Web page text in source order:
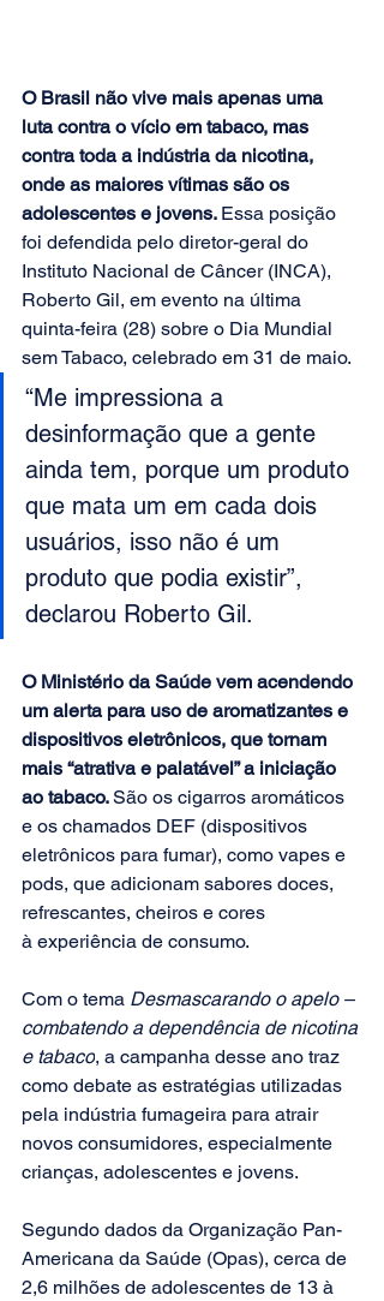
O Brasil não vive mais apenas uma
luta contra o vício em tabaco, mas
contra toda a indústria da nicotina,
onde as maiores vítimas são os
adolescentes e jovens. Essa posição
foi defendida pelo diretor-geral do
Instituto Nacional de Câncer (INCA),
Roberto Gil, em evento na última
quinta-feira (28) sobre o Dia Mundial
sem Tabaco, celebrado em 31 de maio.
“Me impressiona a
desinformação que a gente
ainda tem, porque um produto
que mata um em cada dois
usuários, isso não é um
produto que podia existir”,
declarou Roberto Gil.
O Ministério da Saúde vem acendendo
um alerta para uso de aromatizantes e
dispositivos eletrônicos, que tornam
mais “atrativa e palatável” a iniciação
ao tabaco. São os cigarros aromáticos
e os chamados DEF (dispositivos
eletrônicos para fumar), como vapes e
pods, que adicionam sabores doces,
refrescantes, cheiros e cores
à experiência de consumo.
Com o tema Desmascarando o apelo –
combatendo a dependência de nicotina
e tabaco, a campanha desse ano traz
como debate as estratégias utilizadas
pela indústria fumageira para atrair
novos consumidores, especialmente
crianças, adolescentes e jovens.
Segundo dados da Organização Pan-
Americana da Saúde (Opas), cerca de
2,6 milhões de adolescentes de 13 à